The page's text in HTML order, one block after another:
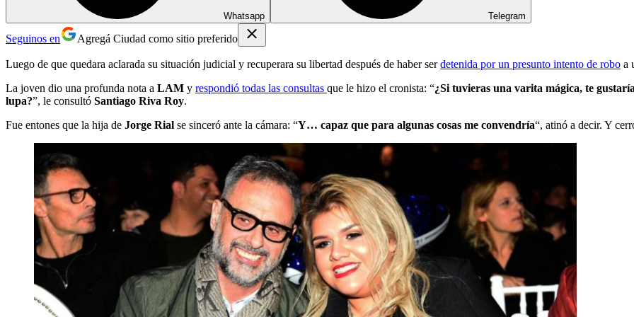
Whatsapp Telegram
Seguinos en Agregá Ciudad como sitio preferido
Luego de que quedara aclarada su situación judicial y recuperara su libertad después de haber serdetenida por un presunto intento de robo a
La joven dio una profunda nota a LAM y respondió todas las consultas que le hizo el cronista: “¿Si tuvieras una varita mágica, te
lupa?”, le consultó Santiago Riva Roy.
Fue entones que la hija de Jorge Rial se sinceró ante la cámara: “Y… capaz que para algunas cosas me convendría“, atinó a decir. Y